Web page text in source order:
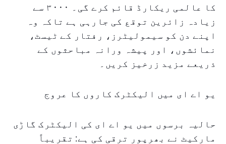
کا عالمی ریکارڈ قائم کرے گی۔ ۳۰۰۰ سے
زیادہ زائرین توقع کی جارہی ہے تاکہ وہ
اپنے دن کو سیمولیٹرز، رفتار کے ٹیسٹ،
نمائشوں، اور پیشہ ورانہ مباحثوں کے
ذریعے مزید زرخیز کریں۔
یو اے ای میں الیکٹرک کاروں کا عروج
حالیہ برسوں میں یو اے ای کی الیکٹرک گاڑی
مارکیٹ نے بھرپور ترقی کی ہے: تقریباً